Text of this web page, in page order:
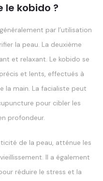
le kobido ?
par l’utilisation
la peau. La deuxième
et relaxant. Le kobido se
et lents, effectués à
la main. La facialiste peut
pour cibler les
profondeur.
de la peau, atténue les
Il a également
réduire le stress et la